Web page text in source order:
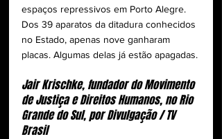
espaços repressivos em Porto Alegre.
Dos 39 aparatos da ditadura conhecidos
no Estado, apenas nove ganharam
placas. Algumas delas já estão apagadas.
Jair Krischke, fundador do Movimento
de Justiça e Direitos Humanos, no Rio
Grande do Sul, por Divulgação / TV
Brasil